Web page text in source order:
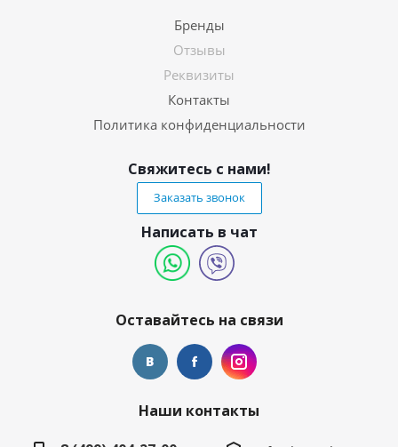
Бренды
Отзывы
Реквизиты
Контакты
Политика конфиденциальности
Свяжитесь с нами!
Заказать звонок
Написать в чат
Оставайтесь на связи
Наши контакты